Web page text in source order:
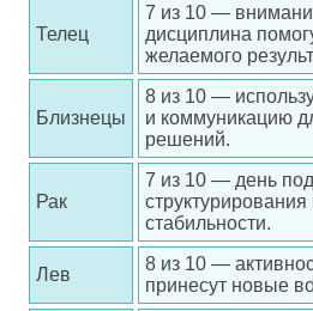
Телец
7 из 10 —
дисциплина
желаемого
Близнецы
8 из 10 —
и коммуникацию
решений.
Рак
7 из 10 — день
стабильности.
Лев
8 из 10 —
принесут новые